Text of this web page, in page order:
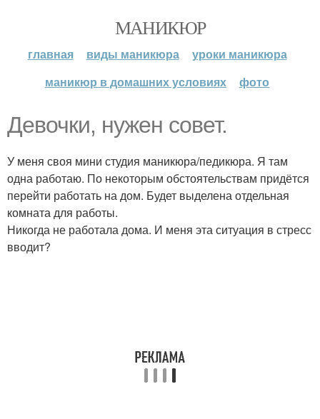
МАНИКЮР
главная виды маникюра
уроки маникюра
маникюр в домашних условиях
фото
Девочки, нужен совет.
У меня своя мини студия маникюра/педикюра. Я там
одна работаю. По некоторым обстоятельствам придётся
перейти работать на дом. Будет выделена отдельная
комната для работы.
Никогда не работала дома. И меня эта ситуация в стресс
вводит?